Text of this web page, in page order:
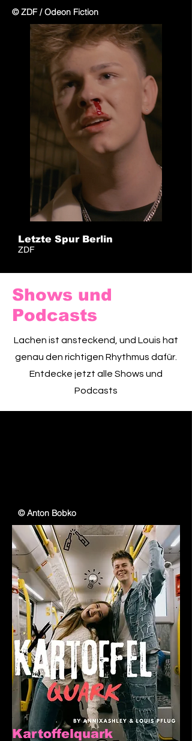
© ZDF / Odeon Fiction
Letzte Spur Berlin
ZDF
Shows und
Podcasts
Lachen ist ansteckend, und Louis hat
genau den richtigen Rhythmus dafür.
Entdecke jetzt alle Shows und
Podcasts
© Anton Bobko
Kartoffelquark